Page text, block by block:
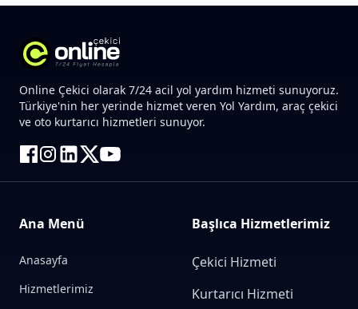
Online Çekici olarak 7/24 acil yol yardım hizmeti sunuyoruz.
Türkiye'nin her yerinde hizmet veren Yol Yardım, araç çekici
ve oto kurtarıcı hizmetleri sunuyor.
Ana Menü
Anasayfa
Hizmetlerimiz
Başlıca Hizmetlerimiz
Çekici Hizmeti
Kurtarıcı Hizmeti